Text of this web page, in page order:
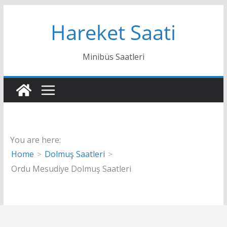
Hareket Saati
Minibüs Saatleri
You are here:
Home
Dolmuş Saatleri
Ordu Mesudiye Dolmuş Saatleri